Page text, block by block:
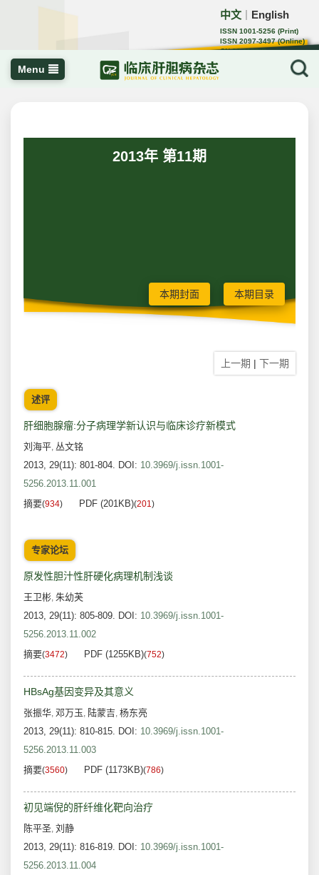
中文 English
ISSN 1001-5256 (Print)
ISSN 2097-3497 (Online)
CN 22-1108/R
Menu
2013年 第11期
本期封面 本期目录
上一期 | 下一期
述评
肝细胞腺瘤:分子病理学新认识与临床诊疗新模式
刘海平, 丛文铭
2013, 29(11): 801-804. DOI: 10.3969/j.issn.1001-
5256.2013.11.001
摘要(934) PDF (201KB)(201)
专家论坛
原发性胆汁性肝硬化病理机制浅谈
王卫彬, 朱幼芙
2013, 29(11): 805-809. DOI: 10.3969/j.issn.1001-
5256.2013.11.002
摘要(3472) PDF (1255KB)(752)
HBsAg基因变异及其意义
张振华, 邓万玉, 陆蒙吉, 杨东亮
2013, 29(11): 810-815. DOI: 10.3969/j.issn.1001-
5256.2013.11.003
摘要(3560) PDF (1173KB)(786)
初见端倪的肝纤维化靶向治疗
陈平圣, 刘静
2013, 29(11): 816-819. DOI: 10.3969/j.issn.1001-
5256.2013.11.004